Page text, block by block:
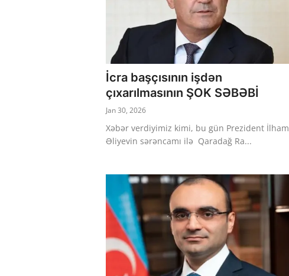
İcra başçısının işdən
çıxarılmasının ŞOK SƏBƏBİ
Jan 30, 2026
Xəbər verdiyimiz kimi, bu gün Prezident İlham
Əliyevin sərəncamı ilə Qaradağ Ra...